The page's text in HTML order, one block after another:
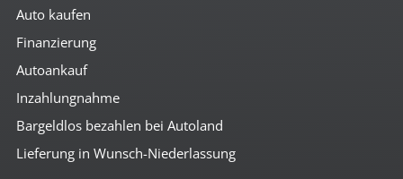
Auto kaufen
Finanzierung
Autoankauf
Inzahlungnahme
Bargeldlos bezahlen bei Autoland
Lieferung in Wunsch-Niederlassung